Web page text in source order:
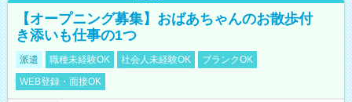
【オープニング募集】おばあちゃんのお散歩付
き添いも仕事の1つ
派遣 職種未経験OK 社会人未経験OK
ブランクOK
WEB登録・面接OK